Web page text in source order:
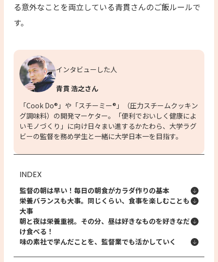
る意外なことを両立している青貫さんのご飯ルールで
す。
インタビューした人
青貫 浩之さん
「Cook Do®」や「スチーミー®」（圧力スチームクッキン
グ調味料）の開発マーケター。「便利でおいしく健康によ
いモノづくり」に向け日々まい進するかたわら、大学ラグ
ビーの監督を務め学生と一緒に大学日本一を目指す。
INDEX
監督の朝は早い！毎日の朝食がカラダ作りの基本
栄養バランスも大事。同じくらい、食事を楽しむことも
大事
朝と夜は栄養重視。その分、昼は好きなものを好きなだ
け食べる！
味の素社で学んだことを、監督業でも活かしていく